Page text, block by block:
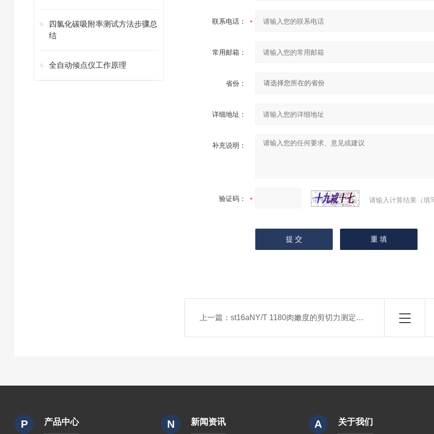
四氯化碳吸附率测试方法步骤总
结
全自动倾点仪工作原理
联系电话：
常用邮箱：
省份：
详细地址：
补充说明：
验证码： 请输入计算结果（填
上一篇：st16aNY/T 1180肉嫩度的剪切力测定法质构仪
P 产品中心 N 新闻资讯 A 关于我们